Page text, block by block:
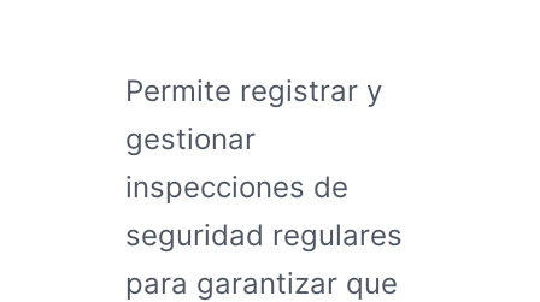
Permite registrar y
gestionar
inspecciones de
seguridad regulares
para garantizar que